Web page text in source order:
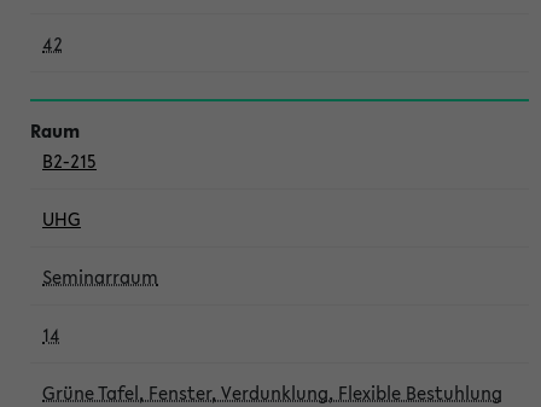
42
B2-215
UHG
Seminarraum
14
Grüne Tafel, Fenster, Verdunklung, Flexible Bestuhlung